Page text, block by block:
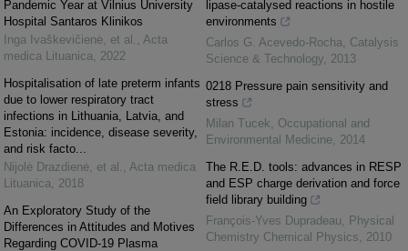
Pandemic Year at Vilnius University
Hospital Santaros Klinikos
Inga Ivaškevičienė, et al.
Acta
medica Lituanica
2022
Hospitalisation of late preterm infants
due to lower respiratory tract
infections in Lithuania, Latvia, and
Estonia: incidence, disease severity,
and risk facto...
Nijolė Drazdienė, et al.
Acta medica
Lituanica
2018
An Exploratory Study of the
Differences in Attitudes and Motives
Regarding COVID-19 Plasma
lipase-catalysed reactions in hostile
environments
Carlos G. Acevedo-Rocha
Catalysis
Science & Technology 2013
0218 Pressure pain sensitivity and
stress
Milan Tucek
Occupational and
Environmental Medicine 2014
The R.E.D. tools: advances in RESP
and ESP charge derivation and force
field library building
François-Yves Dupradeau
Physical
Chemistry Chemical Physics
2010